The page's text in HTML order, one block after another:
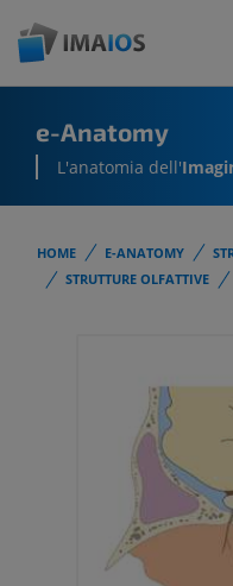
e-Anatomy
L'anatomia dell'
HOME E-ANATOMY
STRUTTURE OLFATTIVE